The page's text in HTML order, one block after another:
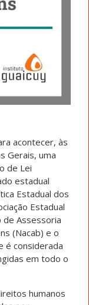
acontecer, às
Gerais, uma
de Lei
estadual
Estadual dos
Estadual
de Assessoria
(Nacab) e o
é considerada
em todo o
humanos